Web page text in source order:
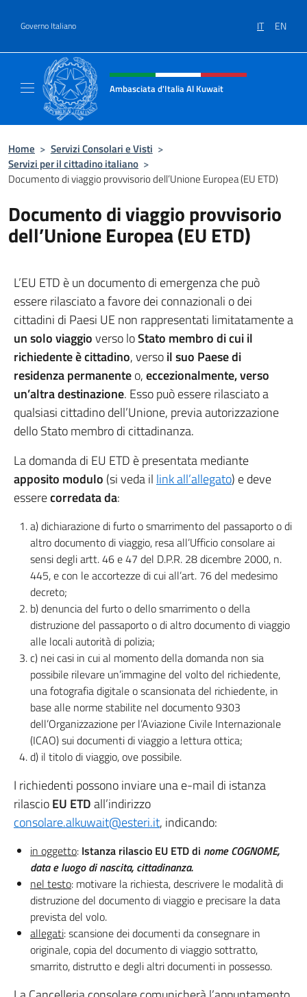
Governo Italiano IT EN
Intestazione sito, social e menù
Ambasciata d'Italia Al Kuwait
Home > Servizi Consolari e Visti >
Servizi per il cittadino italiano >
Documento di viaggio provvisorio dell’Unione Europea (EU ETD)
Documento di viaggio provvisorio
dell’Unione Europea (EU ETD)
L’EU ETD è un documento di emergenza che può
essere rilasciato a favore dei connazionali o dei
cittadini di Paesi UE non rappresentati limitatamente a
un solo viaggioverso loStato membro di cui il
richiedente è cittadino, versoil suo Paese di
residenza permanenteo,eccezionalmente, verso
un’altra destinazione. Esso può essere rilasciato a
qualsiasi cittadino dell’Unione, previa autorizzazione
dello Stato membro di cittadinanza.
La domanda di EU ETD è presentata mediante
apposito modulo (si veda il link all’allegato) e deve
esserecorredata da:
a) dichiarazione di furto o smarrimento del passaporto o di
altro documento di viaggio, resa all’Ufficio consolare ai
sensi degli artt. 46 e 47 del D.P.R. 28 dicembre 2000, n.
445, e con le accortezze di cui all’art. 76 del medesimo
decreto;
b) denuncia del furto o dello smarrimento o della
distruzione del passaporto o di altro documento di viaggio
alle locali autorità di polizia;
c) nei casi in cui al momento della domanda non sia
possibile rilevare un’immagine del volto del richiedente,
una fotografia digitale o scansionata del richiedente, in
base alle norme stabilite nel documento 9303
dell’Organizzazione per l’Aviazione Civile Internazionale
(ICAO) sui documenti di viaggio a lettura ottica;
d) il titolo di viaggio, ove possibile.
I richiedenti possono inviare una e-mail di istanza
rilascioEU ETDall’indirizzo
consolare.alkuwait@esteri.it, indicando:
in oggetto: Istanza rilascio EU ETD di nome COGNOME,
data e luogo di nascita, cittadinanza.
nel testo: motivare la richiesta, descrivere le modalità di
distruzione del documento di viaggio e precisare la data
prevista del volo.
allegati: scansione dei documenti da consegnare in
originale, copia del documento di viaggio sottratto,
smarrito, distrutto e degli altri documenti in possesso.